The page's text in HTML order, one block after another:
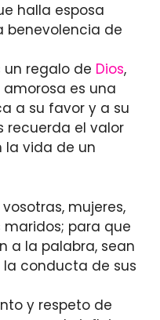
halla esposa
benevolencia de
un regalo de Dios,
es una
a su favor y a su
recuerda el valor
la vida de un
vosotras, mujeres,
para que
a la palabra, sean
conducta de sus
y respeto de